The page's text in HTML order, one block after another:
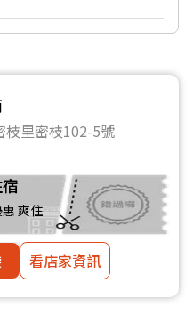
枝里密枝102-5號
爽住
看店家資訊